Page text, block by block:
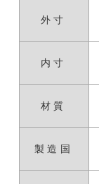
外寸
内寸
材質
製造国